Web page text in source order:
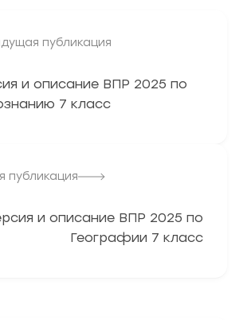
публикация
и описание ВПР 2025 по
7 класс
публикация
и описание ВПР 2025 по
Географии 7 класс